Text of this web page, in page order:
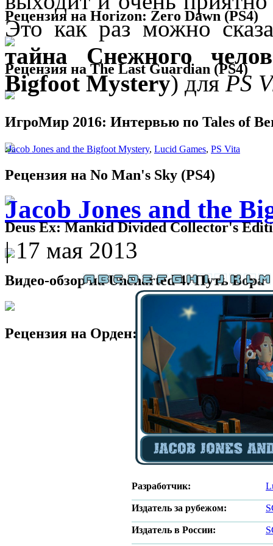
Рецензия на Horizon: Zero Dawn (PS4)
Рецензия на The Last Guardian (PS4)
ИгроМир 2016: Интервью по Tales of
Рецензия на No Man's Sky (PS4)
Deus Ex: Mankid Divided Collector's
Видео-обзор на Uncharted 4: Путь Вора
Рецензия на Орден: 1886 (PS4)
Это как раз можно
тайна Снежного
Bigfoot Mystery) для PS
:Jacob Jones and the Bigfoot Mystery, Lucid Games, PS Vita
Jacob Jones and the
| 17 мая 2013
Разработчик:
Издатель за рубежом:
Издатель в России: